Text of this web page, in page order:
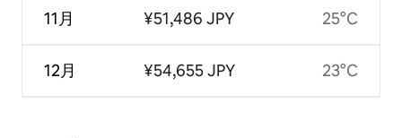
11月
12月
¥51,486 JPY
¥54,655 JPY
25°C
23°C